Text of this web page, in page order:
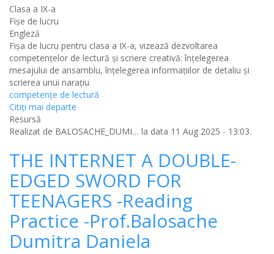
Clasa a IX-a
Fișe de lucru
Engleză
Fișa de lucru pentru clasa a IX-a, vizează dezvoltarea
competențelor de lectură și scriere creativă: înțelegerea
mesajului de ansamblu, înțelegerea informațiilor de detaliu și
scrierea unui narațiu
competențe de lectură
Citiţi mai departe
Resursă
Realizat de BALOSACHE_DUMI… la data 11 Aug 2025 - 13:03.
THE INTERNET A DOUBLE-
EDGED SWORD FOR
TEENAGERS -Reading
Practice -Prof.Balosache
Dumitra Daniela